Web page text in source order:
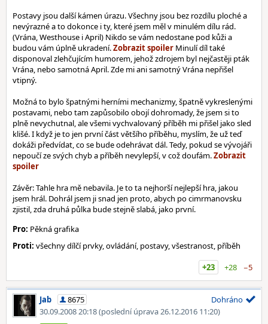
Postavy jsou další kámen úrazu. Všechny jsou bez rozdílu ploché a
nevýrazné a to dokonce i ty, které jsem měl v minulém dílu rád.
(Vrána, Westhouse i April) Nikdo se vám nedostane pod kůži a
budou vám úplně ukradení.
Minulí díl také
disponoval zlehčujícím humorem, jehož zdrojem byl nejčastěji pták
Vrána, nebo samotná April. Zde mi ani samotný Vrána nepřišel
vtipný.
Možná to bylo špatnými herními mechanizmy, špatně vykreslenými
postavami, nebo tam zapůsobilo obojí dohromady, že jsem si to
plně nevychutnal, ale všemi vychvalovaný příběh mi přišel jako sled
klišé. I když je to jen první část většího příběhu, myslím, že už teď
dokáži předvídat, co se bude odehrávat dál. Tedy, pokud se vývojáři
nepoučí ze svých chyb a příběh nevylepší, v což doufám.
Závěr: Tahle hra mě nebavila. Je to ta nejhorší nejlepší hra, jakou
jsem hrál. Dohrál jsem ji snad jen proto, abych po cimrmanovsku
zjistil, zda druhá půlka bude stejně slabá, jako první.
Pro: Pěkná grafika
Proti: všechny dílčí prvky, ovládání, postavy, všestranost, příběh
+23
+28 −5
Jab
8675
30.09.2008 20:18(poslední úprava 26.12.2016 11:20)
Dohráno